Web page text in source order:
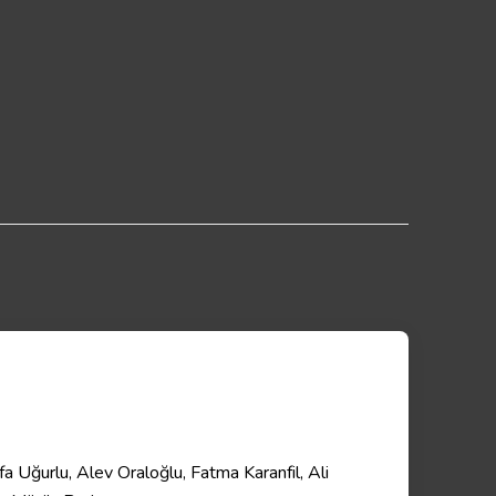
Uğurlu, Alev Oraloğlu, Fatma Karanfil, Ali